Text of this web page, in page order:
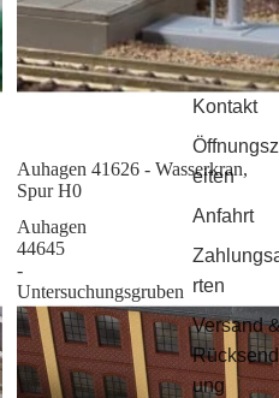
Kontakt
Öffnungsz
eiten
Anfahrt
rten
Versand
Rücksend
ung
Sale
Auhagen 41626 - Wasserkran,
Spur H0
Auhagen
44645
-
Untersuchungsgruben